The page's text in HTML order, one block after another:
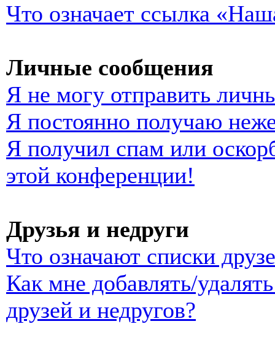
Что означает ссылка
Личные сообщения
Я не могу отправить
Я постоянно получаю
Я получил спам или
этой конференции!
Друзья и недруги
Что означают списки
Как мне добавлять/
друзей и недругов?